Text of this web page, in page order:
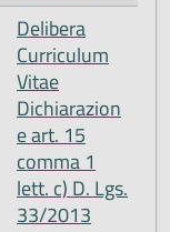
Delibera
Curriculum
Vitae
Dichiarazion
e art. 15
comma 1
lett. c) D. Lgs.
33/2013